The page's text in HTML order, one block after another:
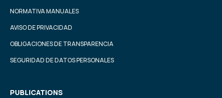
NORMATIVA MANUALES
AVISO DE PRIVACIDAD
OBLIGACIONES DE TRANSPARENCIA
SEGURIDAD DE DATOS PERSONALES
PUBLICATIONS